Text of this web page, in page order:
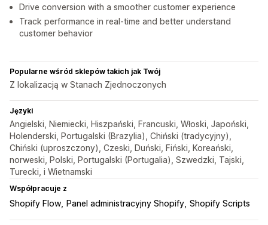
Drive conversion with a smoother customer experience
Track performance in real-time and better understand
customer behavior
Popularne wśród sklepów takich jak Twój
Z lokalizacją w Stanach Zjednoczonych
Języki
Angielski, Niemiecki, Hiszpański, Francuski, Włoski, Japoński,
Holenderski, Portugalski (Brazylia), Chiński (tradycyjny),
Chiński (uproszczony), Czeski, Duński, Fiński, Koreański,
norweski, Polski, Portugalski (Portugalia), Szwedzki, Tajski,
Turecki, i Wietnamski
Współpracuje z
Shopify Flow Panel administracyjny Shopify Shopify Scripts